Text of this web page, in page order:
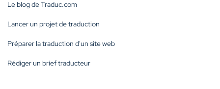
Le blog de Traduc.com
Lancer un projet de traduction
Préparer la traduction d'un site web
Rédiger un brief traducteur